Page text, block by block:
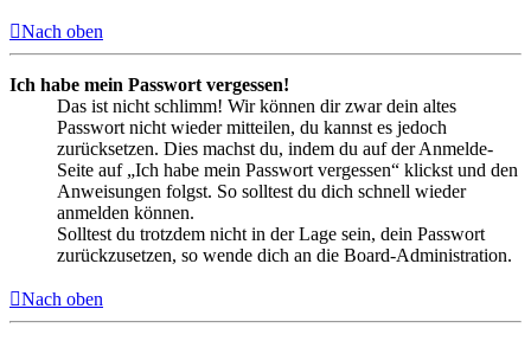
Nach oben
Ich habe mein Passwort vergessen!
Das ist nicht schlimm! Wir können dir zwar dein altes
Passwort nicht wieder mitteilen, du kannst es jedoch
zurücksetzen. Dies machst du, indem du auf der Anmelde-
Seite auf „Ich habe mein Passwort vergessen“ klickst und den
Anweisungen folgst. So solltest du dich schnell wieder
anmelden können.
Solltest du trotzdem nicht in der Lage sein, dein Passwort
zurückzusetzen, so wende dich an die Board-Administration.
Nach oben